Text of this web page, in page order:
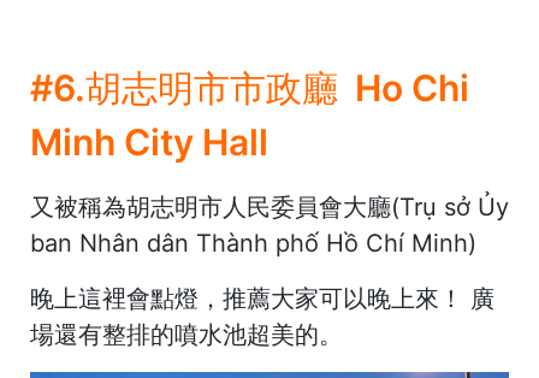
#6.胡志明市市政廳 Ho Chi
Minh City Hall
又被稱為胡志明市人民委員會大廳(Trụ sở Ủy
ban Nhân dân Thành phố Hồ Chí Minh)
晚上這裡會點燈，推薦大家可以晚上來！ 廣
場還有整排的噴水池超美的。